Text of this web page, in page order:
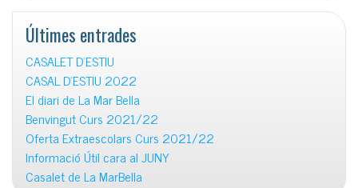
Últimes entrades
CASALET D’ESTIU
CASAL D’ESTIU 2022
El diari de La Mar Bella
Benvingut Curs 2021/22
Oferta Extraescolars Curs 2021/22
Informació Útil cara al JUNY
Casalet de La MarBella